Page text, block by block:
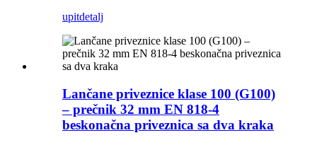
upitdetalj
Lančane priveznice klase 100 (G100)
– prečnik 32 mm EN 818-4
beskonačna priveznica sa dva kraka